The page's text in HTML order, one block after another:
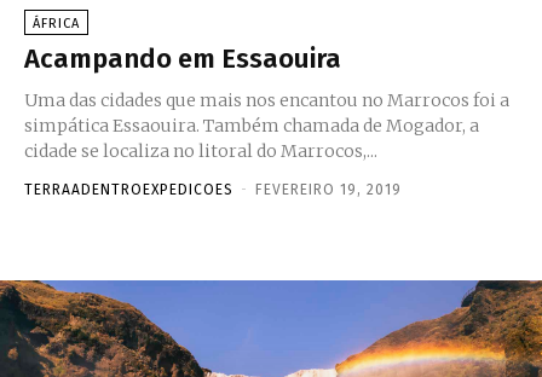
ÁFRICA
Acampando em Essaouira
Uma das cidades que mais nos encantou no Marrocos foi a
simpática Essaouira. Também chamada de Mogador, a
cidade se localiza no litoral do Marrocos,...
TERRAADENTROEXPEDICOES - FEVEREIRO 19, 2019